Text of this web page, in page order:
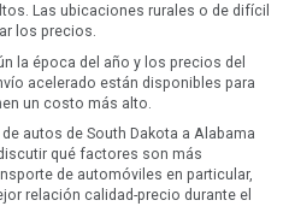
Las ubicaciones rurales o de difícil
los precios.
la época del año y los precios del
acelerado están disponibles para
un costo más alto.
autos de South Dakota a Alabama
qué factores son más
de automóviles en particular,
relación calidad-precio durante el